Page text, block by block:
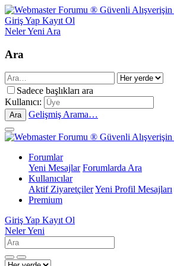
Giriş Yap Kayıt Ol
Neler Yeni Ara
Ara
Sadece başlıkları ara
Kullanıcı:
Ara Gelişmiş Arama…
Forumlar
Yeni Mesajlar Forumlarda Ara
Kullanıcılar
Aktif ZiyaretçilerYeni Profil Mesajları
Premium
Giriş Yap Kayıt Ol
Neler Yeni